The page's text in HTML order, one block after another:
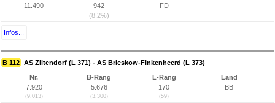
11.490
942
(8,2%)
FD
Infos...
B 112 AS Ziltendorf (L 371) - AS Brieskow-Finkenheerd (L 373)
Nr.
7.920
(9.013)
B-Rang
5.676
(3.300)
L-Rang
170
(59)
Land
BB